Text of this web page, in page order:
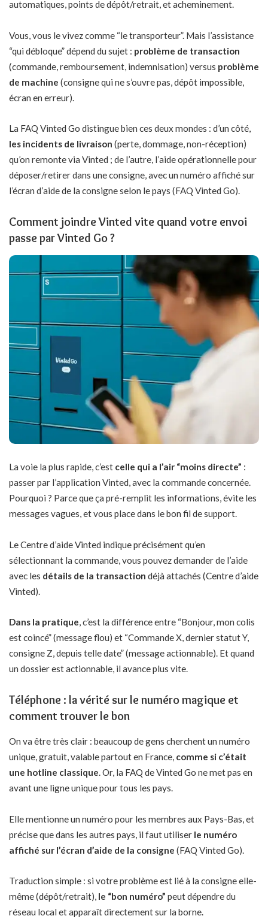
automatiques, points de dépôt/retrait, et acheminement.
Vous, vous le vivez comme “le transporteur”. Mais l’assistance
“qui débloque” dépend du sujet : problème de transaction
(commande, remboursement, indemnisation) versus problème
de machine (consigne qui ne s’ouvre pas, dépôt impossible,
écran en erreur).
La FAQ Vinted Go distingue bien ces deux mondes : d’un côté,
les incidents de livraison (perte, dommage, non-réception)
qu’on remonte via Vinted ; de l’autre, l’aide opérationnelle pour
déposer/retirer dans une consigne, avec un numéro affiché sur
l’écran d’aide de la consigne selon le pays (FAQ Vinted Go).
Comment joindre Vinted vite quand votre envoi
passe par Vinted Go ?
La voie la plus rapide, c’est celle qui a l’air “moins directe” :
passer par l’application Vinted, avec la commande concernée.
Pourquoi ? Parce que ça pré-remplit les informations, évite les
messages vagues, et vous place dans le bon fil de support.
Le Centre d’aide Vinted indique précisément qu’en
sélectionnant la commande, vous pouvez demander de l’aide
avec les détails de la transaction déjà attachés (Centre d’aide
Vinted).
Dans la pratique, c’est la différence entre “Bonjour, mon colis
est coincé” (message flou) et “Commande X, dernier statut Y,
consigne Z, depuis telle date” (message actionnable). Et quand
un dossier est actionnable, il avance plus vite.
Téléphone : la vérité sur le numéro magique et
comment trouver le bon
On va être très clair : beaucoup de gens cherchent un numéro
unique, gratuit, valable partout en France, comme si c’était
une hotline classique. Or, la FAQ de Vinted Go ne met pas en
avant une ligne unique pour tous les pays.
Elle mentionne un numéro pour les membres aux Pays-Bas, et
précise que dans les autres pays, il faut utiliser le numéro
affiché sur l’écran d’aide de la consigne (FAQ Vinted Go).
Traduction simple : si votre problème est lié à la consigne elle-
même (dépôt/retrait), le “bon numéro” peut dépendre du
réseau local et apparaît directement sur la borne.